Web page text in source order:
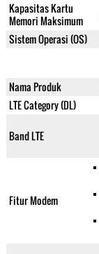
Kapasitas Kartu
Memori Maksimum
Sistem Operasi (OS)
Nama Produk
LTE Category (DL)
Band LTE
Fitur Modem